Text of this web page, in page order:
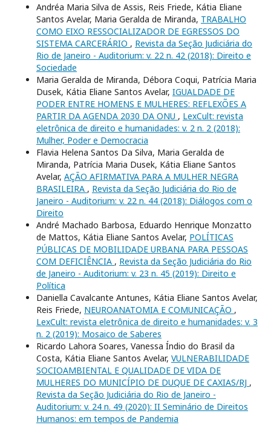
Andréa Maria Silva de Assis, Reis Friede, Kátia Eliane
Santos Avelar, Maria Geralda de Miranda, TRABALHO
COMO EIXO RESSOCIALIZADOR DE EGRESSOS DO
SISTEMA CARCERÁRIO , Revista da Seção Judiciária do
Rio de Janeiro - Auditorium: v. 22 n. 42 (2018): Direito e
Sociedade
Maria Geralda de Miranda, Débora Coqui, Patrícia Maria
Dusek, Kátia Eliane Santos Avelar, IGUALDADE DE
PODER ENTRE HOMENS E MULHERES: REFLEXÕES A
PARTIR DA AGENDA 2030 DA ONU , LexCult: revista
eletrônica de direito e humanidades: v. 2 n. 2 (2018):
Mulher, Poder e Democracia
Flavia Helena Santos Da Silva, Maria Geralda de
Miranda, Patrícia Maria Dusek, Kátia Eliane Santos
Avelar, AÇÃO AFIRMATIVA PARA A MULHER NEGRA
BRASILEIRA , Revista da Seção Judiciária do Rio de
Janeiro - Auditorium: v. 22 n. 44 (2018): Diálogos com o
Direito
André Machado Barbosa, Eduardo Henrique Monzatto
de Mattos, Kátia Eliane Santos Avelar, POLÍTICAS
PÚBLICAS DE MOBILIDADE URBANA PARA PESSOAS
COM DEFICIÊNCIA , Revista da Seção Judiciária do Rio
de Janeiro - Auditorium: v. 23 n. 45 (2019): Direito e
Política
Daniella Cavalcante Antunes, Kátia Eliane Santos Avelar,
Reis Friede, NEUROANATOMIA E COMUNICAÇÃO ,
LexCult: revista eletrônica de direito e humanidades: v. 3
n. 2 (2019): Mosaico de Saberes
Ricardo Lahora Soares, Vanessa Índio do Brasil da
Costa, Kátia Eliane Santos Avelar, VULNERABILIDADE
SOCIOAMBIENTAL E QUALIDADE DE VIDA DE
MULHERES DO MUNICÍPIO DE DUQUE DE CAXIAS/RJ ,
Revista da Seção Judiciária do Rio de Janeiro -
Auditorium: v. 24 n. 49 (2020): II Seminário de Direitos
Humanos: em tempos de Pandemia